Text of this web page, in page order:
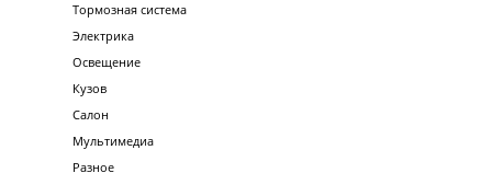
Тормозная система
Электрика
Освещение
Кузов
Салон
Мультимедиа
Разное